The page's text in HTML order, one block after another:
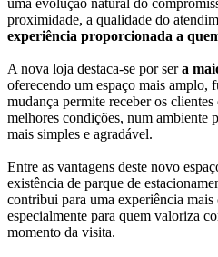
uma evolução natural do
proximidade, a qualidade do
experiência proporcionada a
A nova loja destaca-se por sera
oferecendo um espaço mais amplo,
mudança permite receber os
melhores condições, num ambiente
mais simples e agradável.
Entre as vantagens deste novo
existência de parque de
contribui para uma experiência mais
especialmente para quem valoriza
momento da visita.